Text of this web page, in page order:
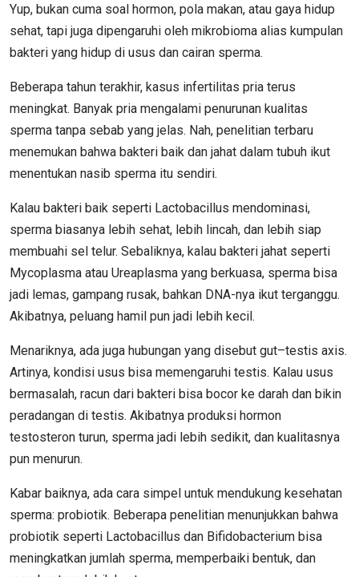
Yup, bukan cuma soal hormon, pola makan, atau gaya hidup
sehat, tapi juga dipengaruhi oleh mikrobioma alias kumpulan
bakteri yang hidup di usus dan cairan sperma.
Beberapa tahun terakhir, kasus infertilitas pria terus
meningkat. Banyak pria mengalami penurunan kualitas
sperma tanpa sebab yang jelas. Nah, penelitian terbaru
menemukan bahwa bakteri baik dan jahat dalam tubuh ikut
menentukan nasib sperma itu sendiri.
Kalau bakteri baik seperti Lactobacillus mendominasi,
sperma biasanya lebih sehat, lebih lincah, dan lebih siap
membuahi sel telur. Sebaliknya, kalau bakteri jahat seperti
Mycoplasma atau Ureaplasma yang berkuasa, sperma bisa
jadi lemas, gampang rusak, bahkan DNA-nya ikut terganggu.
Akibatnya, peluang hamil pun jadi lebih kecil.
Menariknya, ada juga hubungan yang disebut gut–testis axis.
Artinya, kondisi usus bisa memengaruhi testis. Kalau usus
bermasalah, racun dari bakteri bisa bocor ke darah dan bikin
peradangan di testis. Akibatnya produksi hormon
testosteron turun, sperma jadi lebih sedikit, dan kualitasnya
pun menurun.
Kabar baiknya, ada cara simpel untuk mendukung kesehatan
sperma: probiotik. Beberapa penelitian menunjukkan bahwa
probiotik seperti Lactobacillus dan Bifidobacterium bisa
meningkatkan jumlah sperma, memperbaiki bentuk, dan